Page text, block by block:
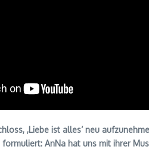
,Liebe ist alles‘ neu
AnNa hat uns mit ihrer